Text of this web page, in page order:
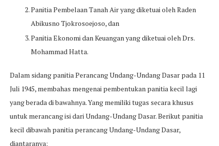
Panitia Pembelaan Tanah Air yang diketuai oleh Raden
Abikusno Tjokrosoejoso, dan
Panitia Ekonomi dan Keuangan yang diketuai oleh Drs.
Mohammad Hatta.
Dalam sidang panitia Perancang Undang-Undang Dasar pada 11
Juli 1945, membahas mengenai pembentukan panitia kecil lagi
yang berada di bawahnya. Yang memiliki tugas secara khusus
untuk merancang isi dari Undang-Undang Dasar. Berikut panitia
kecil dibawah panitia perancang Undang-Undang Dasar,
diantaranya: